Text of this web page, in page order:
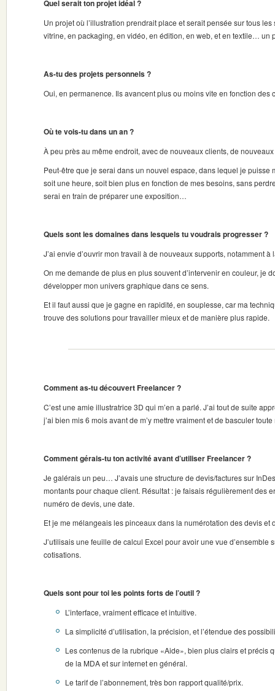
Quel serait ton projet idéal ?
Un projet où l’illustration prendrait place et serait pensée sur tous
vitrine, en packaging, en vidéo, en édition, en web, et en textile… un
As-tu des projets personnels ?
Oui, en permanence. Ils avancent plus ou moins vite en fonction des
Où te vois-tu dans un an ?
À peu près au même endroit, avec de nouveaux clients, de
Peut-être que je serai dans un nouvel espace, dans lequel je puisse
soit une heure, soit bien plus en fonction de mes besoins, sans
serai en train de préparer une exposition…
Quels sont les domaines dans lesquels tu voudrais progresser ?
J’ai envie d’ouvrir mon travail à de nouveaux supports, notamment à
On me demande de plus en plus souvent d’intervenir en couleur, je
développer mon univers graphique dans ce sens.
Et il faut aussi que je gagne en rapidité, en souplesse, car ma
trouve des solutions pour travailler mieux et de manière plus rapide.
Comment as-tu découvert Freelancer ?
C’est une amie illustratrice 3D qui m’en a parlé. J’ai tout de suite
j’ai bien mis 6 mois avant de m’y mettre vraiment et de basculer
Comment gérais-tu ton activité avant d’utiliser Freelancer ?
Je galérais un peu… J’avais une structure de devis/factures sur
montants pour chaque client. Résultat : je faisais régulièrement des
numéro de devis, une date.
Et je me mélangeais les pinceaux dans la numérotation des devis et
J’utilisais une feuille de calcul Excel pour avoir une vue d’ensemble
cotisations.
Quels sont pour toi les points forts de l’outil ?
L’interface, vraiment efficace et intuitive.
La simplicité d’utilisation, la précision, et l’étendue des
Les contenus de la rubrique «Aide», bien plus clairs et précis
de la MDA et sur internet en général.
Le tarif de l’abonnement, très bon rapport qualité/prix.